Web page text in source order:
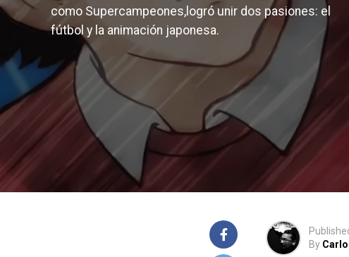
como Supercampeones,logró unir dos pasiones: el
fútbol y la animación japonesa.
By